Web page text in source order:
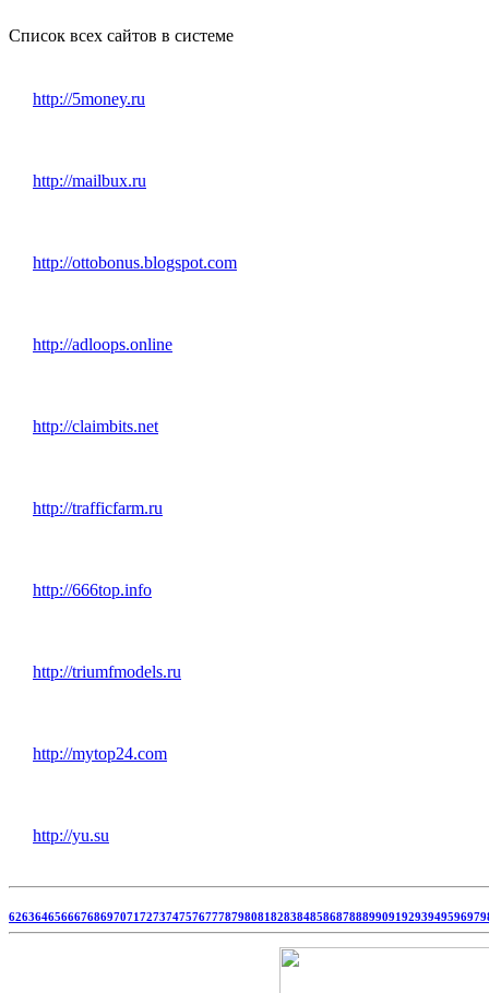
Список всех сайтов в системе
http://5money.ru
http://mailbux.ru
http://ottobonus.blogspot.com
http://adloops.online
http://claimbits.net
http://trafficfarm.ru
http://666top.info
http://triumfmodels.ru
http://mytop24.com
http://yu.su
626364656667686970717273747576777879808182838485868788899091929394959697